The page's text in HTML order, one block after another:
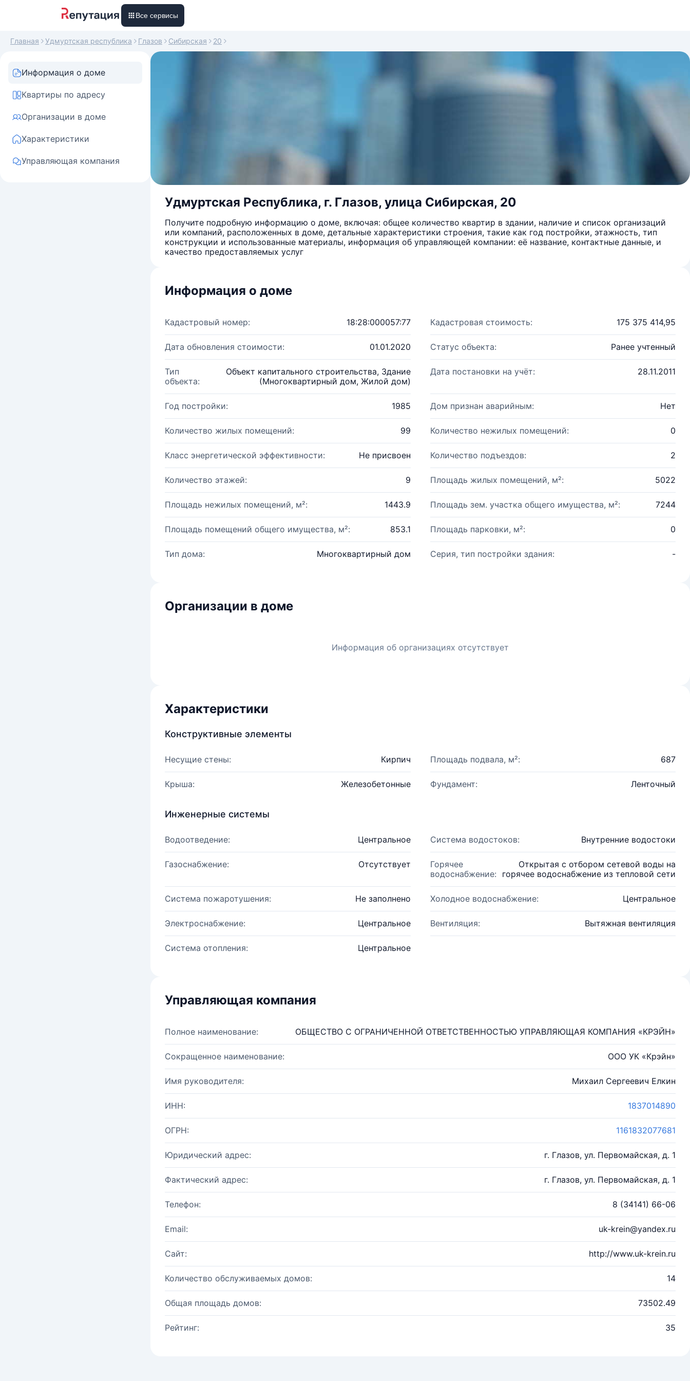
Все сервисы
Главная Удмуртская республика Глазов Сибирская 20
Информация о доме
Квартиры по адресу
Организации в доме
Характеристики
Управляющая компания
Удмуртская Республика, г. Глазов, улица Сибирская, 20
Получите подробную информацию о доме, включая: общее количество квартир в здании, наличие и список организаций
или компаний, расположенных в доме, детальные характеристики строения, такие как год постройки, этажность, тип
конструкции и использованные материалы, информация об управляющей компании: её название, контактные данные, и
качество предоставляемых услуг
Информация о доме
Кадастровый номер: 18:28:000057:77 Кадастровая стоимость: 175 375 414,95
Дата обновления стоимости: 01.01.2020 Статус объекта: Ранее учтенный
Тип
объекта:
Объект капитального строительства, Здание
(Многоквартирный дом, Жилой дом)
Дата постановки на учёт: 28.11.2011
Год постройки: 1985 Дом признан аварийным: Нет
Количество жилых помещений: 99 Количество нежилых помещений: 0
Класс энергетической эффективности: Не присвоен Количество подъездов: 2
Количество этажей: 9 Площадь жилых помещений, м²: 5022
Площадь нежилых помещений, м²: 1443.9 Площадь зем. участка общего имущества, м²: 7244
Площадь помещений общего имущества, м²: 853.1 Площадь парковки, м²: 0
Тип дома: Многоквартирный дом Серия, тип постройки здания: -
Организации в доме
Информация об организациях отсутствует
Характеристики
Конструктивные элементы
Несущие стены: Кирпич Площадь подвала, м²: 687
Крыша: Железобетонные Фундамент: Ленточный
Инженерные системы
Водоотведение: Центральное Система водостоков: Внутренние водостоки
Газоснабжение: Отсутствует
Горячее
водоснабжение:
Открытая с отбором сетевой воды на
горячее водоснабжение из тепловой сети
Система пожаротушения: Не заполнено Холодное водоснабжение: Центральное
Электроснабжение: Центральное Вентиляция: Вытяжная вентиляция
Система отопления: Центральное
Управляющая компания
Полное наименование: ОБЩЕСТВО С ОГРАНИЧЕННОЙ ОТВЕТСТВЕННОСТЬЮ УПРАВЛЯЮЩАЯ КОМПАНИЯ «КРЭЙН»
Сокращенное наименование: ООО УК «Крэйн»
Имя руководителя: Михаил Сергеевич Елкин
ИНН: 1837014890
ОГРН: 1161832077681
Юридический адрес: г. Глазов, ул. Первомайская, д. 1
Фактический адрес: г. Глазов, ул. Первомайская, д. 1
Телефон: 8 (34141) 66-06
Email: uk-krein@yandex.ru
Сайт: http://www.uk-krein.ru
Количество обслуживаемых домов: 14
Общая площадь домов: 73502.49
Рейтинг: 35